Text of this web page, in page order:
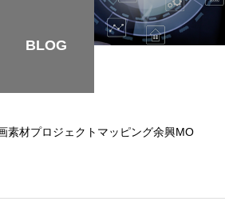
BLOG
素材プロジェクトマッピング余興MOVIE